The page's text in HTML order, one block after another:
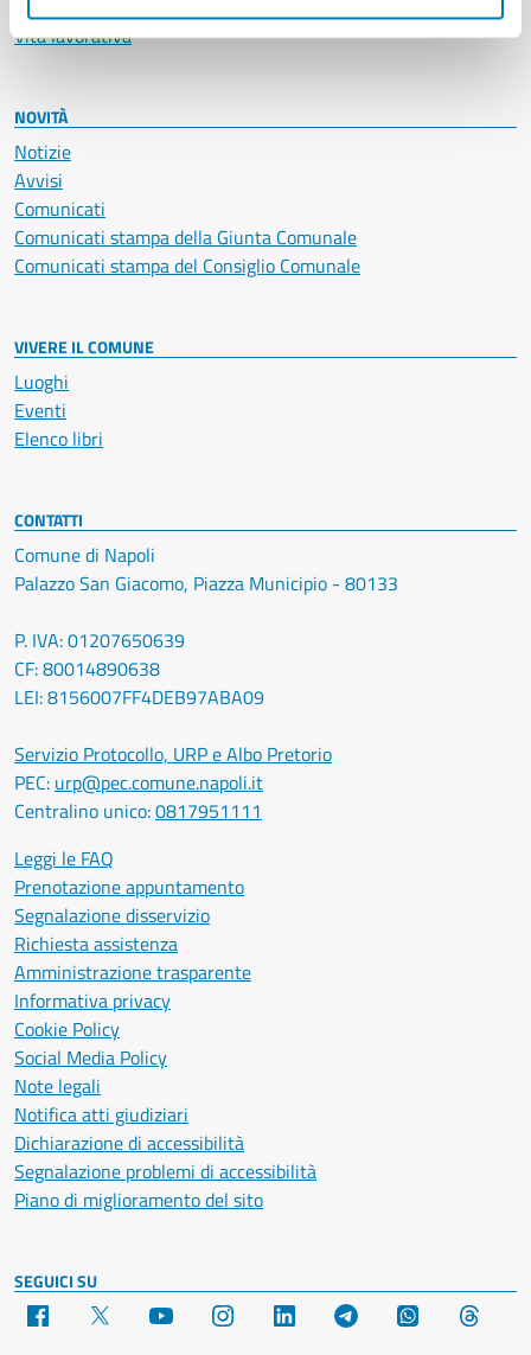
Vita lavorativa
NOVITÀ
Notizie
Avvisi
Comunicati
Comunicati stampa della Giunta Comunale
Comunicati stampa del Consiglio Comunale
VIVERE IL COMUNE
Luoghi
Eventi
Elenco libri
CONTATTI
Comune di Napoli
Palazzo San Giacomo, Piazza Municipio - 80133
P. IVA: 01207650639
CF: 80014890638
LEI: 8156007FF4DEB97ABA09
Servizio Protocollo, URP e Albo Pretorio
PEC: urp@pec.comune.napoli.it
Centralino unico:0817951111
Leggi le FAQ
Prenotazione appuntamento
Segnalazione disservizio
Richiesta assistenza
Amministrazione trasparente
Informativa privacy
Cookie Policy
Social Media Policy
Note legali
Notifica atti giudiziari
Dichiarazione di accessibilità
Segnalazione problemi di accessibilità
Piano di miglioramento del sito
SEGUICI SU
Facebook YouTube Instagram LinkedIn Telegram WhatsApp